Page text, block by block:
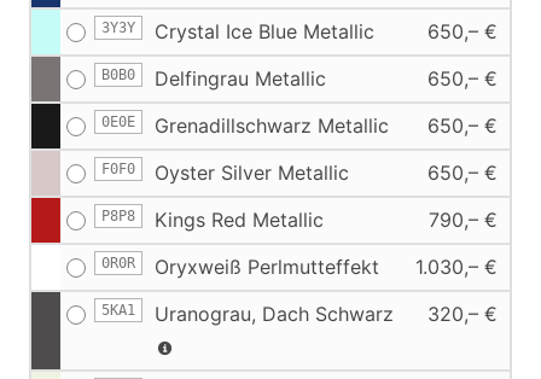
3Y3Y Crystal Ice Blue Metallic 650,– €
B0B0 Delfingrau Metallic 650,– €
0E0E Grenadillschwarz Metallic 650,– €
F0F0 Oyster Silver Metallic 650,– €
P8P8 Kings Red Metallic 790,– €
0R0R Oryxweiß Perlmutteffekt 1.030,– €
5KA1 Uranograu, Dach Schwarz 320,– €